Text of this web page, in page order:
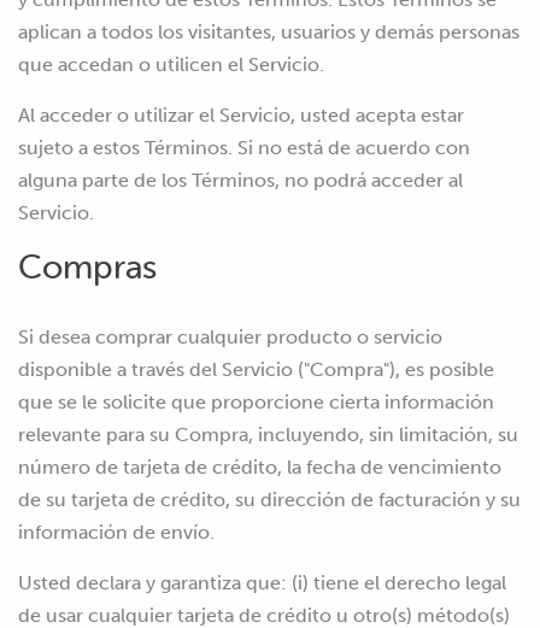
aplican a todos los visitantes, usuarios y demás personas
que accedan o utilicen el Servicio.
Al acceder o utilizar el Servicio, usted acepta estar
sujeto a estos Términos. Si no está de acuerdo con
alguna parte de los Términos, no podrá acceder al
Servicio.
Compras
Si desea comprar cualquier producto o servicio
disponible a través del Servicio ("Compra"), es posible
que se le solicite que proporcione cierta información
relevante para su Compra, incluyendo, sin limitación, su
número de tarjeta de crédito, la fecha de vencimiento
de su tarjeta de crédito, su dirección de facturación y su
información de envío.
Usted declara y garantiza que: (i) tiene el derecho legal
de usar cualquier tarjeta de crédito u otro(s) método(s)